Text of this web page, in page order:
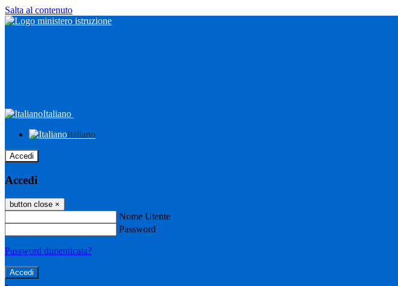
Salta al contenuto
Italiano
Italiano
Accedi
Accedi
button close ×
Nome Utente
Password
Password dimenticata?